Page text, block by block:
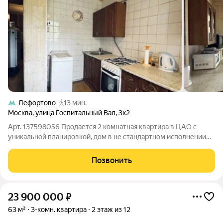
Лефортово
13 мин.
Москва,улица Госпитальный Вал,3к2
Арт. 137598056 Продается 2 комнатная квартира в ЦАО с
уникальной планировкой, дом в не стандартном исполнении
Комнаты расположены на две стороны дома, есть место для
просторной гардеробной,
Позвонить
23 900 000 ₽
63 м² 3-комн. квартира 2 этаж из 12